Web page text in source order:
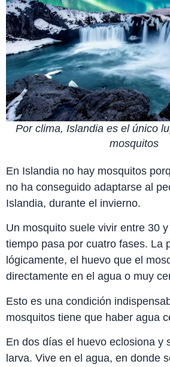
Por clima, Islandia es el único
mosquitos
En Islandia no hay mosquitos
no ha conseguido adaptarse al
Islandia, durante el invierno.
Un mosquito suele vivir entre 30
tiempo pasa por cuatro fases. La
lógicamente, el huevo que el
directamente en el agua o muy
Esto es una condición
mosquitos tiene que haber agua
En dos días el huevo eclosiona y
larva. Vive en el agua, en donde